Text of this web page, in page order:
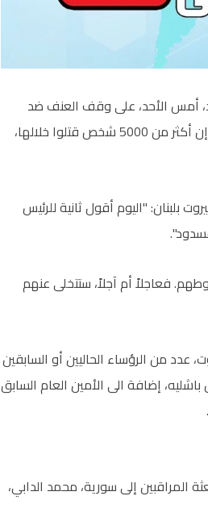
أمس الأحد، على وقف العنف ضد
الاحتجاجات الشعبية المستمرة منذ 10 أشهر، والتي تقول الأمم المتحدة إن أكثر من 5000 شخص قتلوا خلالها،
بلبنان: "اليوم أقول ثانية للرئيس
فعاجلاً أم آجلاً، ستتخلى عنهم
عدد من الرؤساء الحاليين أو السابقين
إضافة الى الأمين العام السابق
المراقبين إلى سورية، محمد الدابي،